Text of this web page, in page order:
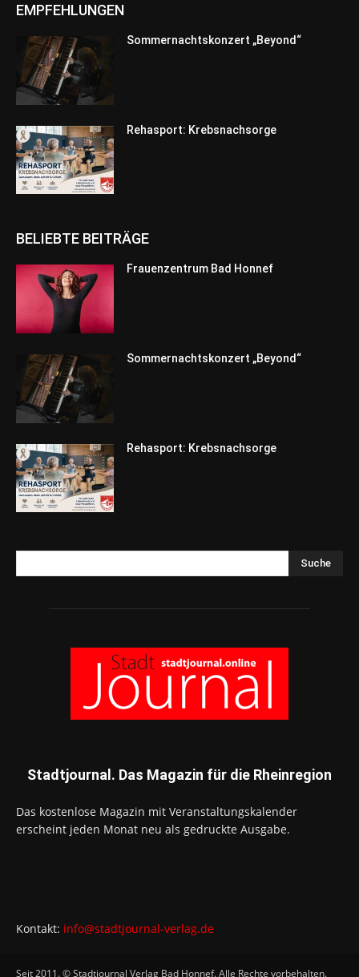
EMPFEHLUNGEN
Sommernachtskonzert „Beyond“
Rehasport: Krebsnachsorge
BELIEBTE BEITRÄGE
Frauenzentrum Bad Honnef
Sommernachtskonzert „Beyond“
Rehasport: Krebsnachsorge
Suche
Stadtjournal. Das Magazin für die Rheinregion
Das kostenlose Magazin mit Veranstaltungskalender
erscheint jeden Monat neu als gedruckte Ausgabe.
Kontakt: info@stadtjournal-verlag.de
Seit 2011. © Stadtjournal Verlag Bad Honnef. Alle Rechte vorbehalten.